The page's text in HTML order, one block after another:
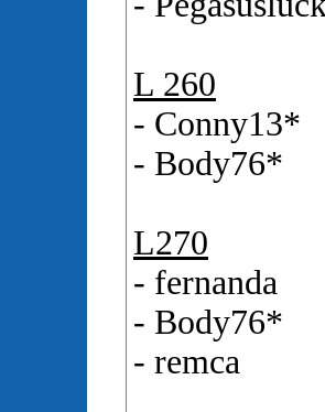
L 260
- Conny13*
- Body76*
L270
- fernanda
- Body76*
- remca